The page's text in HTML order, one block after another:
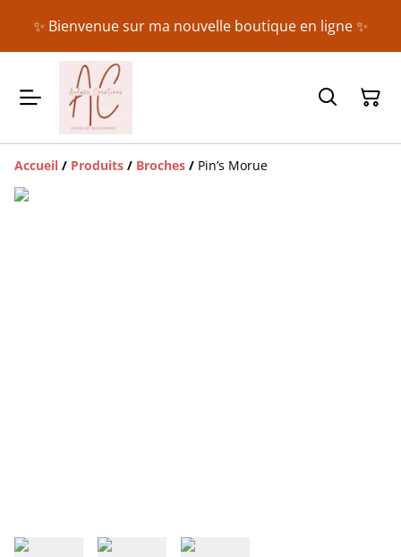
✨ Bienvenue sur ma nouvelle boutique en ligne ✨
Accueil / Produits / Broches / Pin’s Morue